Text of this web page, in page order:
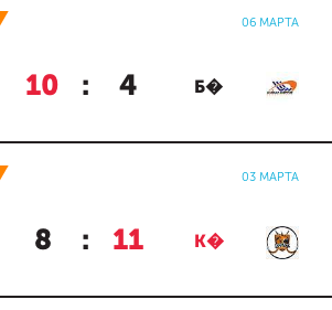
06 МАРТА
10 : 4 Б�
03 МАРТА
8 : 11 К�